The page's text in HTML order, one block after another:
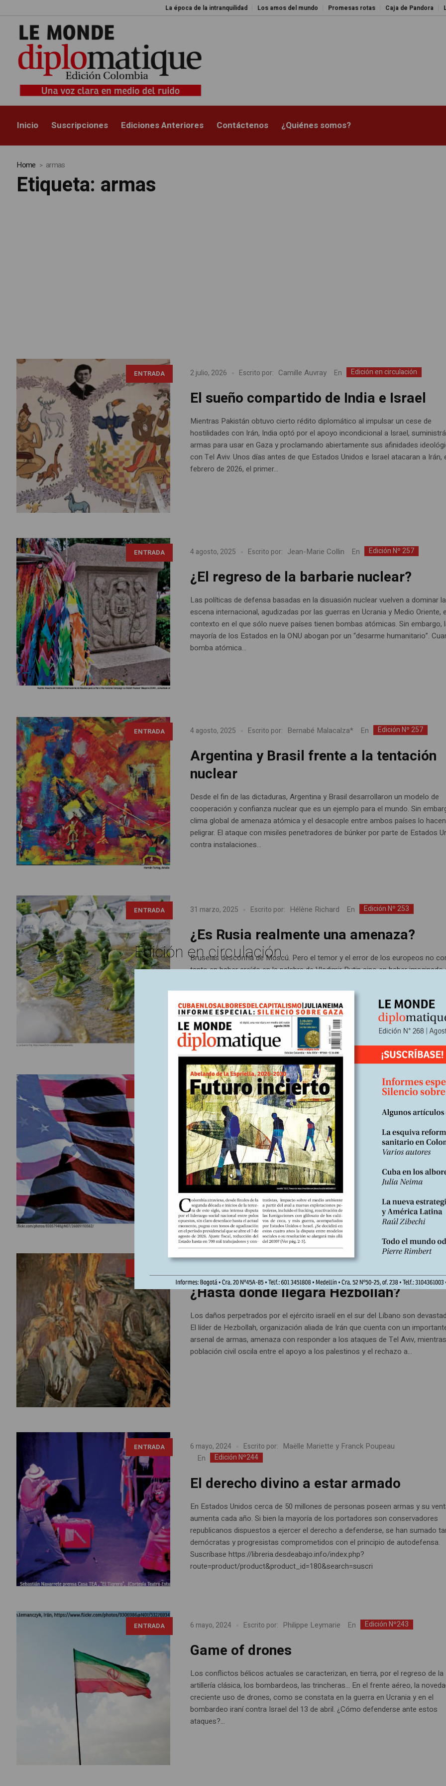
La época de la intranquilidad Los amos del mundo Promesas rotas Caja de Pandora La
Inicio Suscripciones Ediciones Anteriores Contáctenos ¿Quiénes somos?
Home armas
Etiqueta: armas
ENTRADA 2 julio, 2026 Escrito por: Camille Auvray En Edición en circulación
El sueño compartido de India e Israel
Mientras Pakistán obtuvo cierto rédito diplomático al impulsar un cese de
hostilidades con Irán, India optó por el apoyo incondicional a Israel,
armas para usar en Gaza y proclamando abiertamente sus afinidades
con Tel Aviv. Unos días antes de que Estados Unidos e Israel atacaran a Irán,
febrero de 2026, el primer...
ENTRADA 4 agosto, 2025 Escrito por: Jean-Marie Collin En Edición Nº 257
¿El regreso de la barbarie nuclear?
Las políticas de defensa basadas en la disuasión nuclear vuelven a dominar la
escena internacional, agudizadas por las guerras en Ucrania y Medio Oriente,
contexto en el que sólo nueve países tienen bombas atómicas. Sin embargo,
mayoría de los Estados en la ONU abogan por un “desarme humanitario”.
bomba atómica...
ENTRADA 4 agosto, 2025 Escrito por: Bernabé Malacalza* En Edición Nº 257
Argentina y Brasil frente a la tentación
nuclear
Desde el fin de las dictaduras, Argentina y Brasil desarrollaron un modelo de
cooperación y confianza nuclear que es un ejemplo para el mundo. Sin
clima global de amenaza atómica y el desacople entre ambos países lo hacen
peligrar. El ataque con misiles penetradores de búnker por parte de Estados
contra instalaciones...
ENTRADA 31 marzo, 2025 Escrito por: Hélène Richard En Edición Nº 253
¿Es Rusia realmente una amenaza?
Bruselas desconfía de Moscú. Pero el temor y el error de los europeos no
tanto en haber creído en la palabra de Vladimir Putin sino en haber imaginado
Moscú donde deben buscarse los riesgos de un estallido general...
4 marzo, 2025 Escrito por: Frédéric Lebaron y Pierre Rimbert
En Edición Nº 252
Una Europa espartana
Trump alienta a los países de la Otan a que dupliquen sus gastos de defensa,
exigencia que los líderes europeos se aprestan a cumplir mansamente. Esta
de armas estadounidenses sólo podrá sostenerse a costa de recetas de
Suscríbase https://libreria.desdeabajo.info/index.php?
route=product/product&product_id=180&search=suscri
¿Hasta dónde llegará Hezbollah?
Los daños perpetrados por el ejército israelí en el sur del Líbano son
El líder de Hezbollah, organización aliada de Irán que cuenta con un
arsenal de armas, amenaza con responder a los ataques de Tel Aviv,
población civil oscila entre el apoyo a los palestinos y el rechazo a...
ENTRADA 6 mayo, 2024 Escrito por: Maëlle Mariette y Franck Poupeau
En Edición Nº244
El derecho divino a estar armado
En Estados Unidos cerca de 50 millones de personas poseen armas y su
aumenta cada año. Si bien la mayoría de los portadores son conservadores
republicanos dispuestos a ejercer el derecho a defenderse, se han sumado
demócratas y progresistas comprometidos con el principio de autodefensa.
Suscríbase https://libreria.desdeabajo.info/index.php?
route=product/product&product_id=180&search=suscri
ENTRADA 6 mayo, 2024 Escrito por: Philippe Leymarie En Edición Nº243
Game of drones
Los conflictos bélicos actuales se caracterizan, en tierra, por el regreso de la
artillería clásica, los bombardeos, las trincheras… En el frente aéreo, la
creciente uso de drones, como se constata en la guerra en Ucrania y en el
bombardeo iraní contra Israel del 13 de abril. ¿Cómo defenderse ante estos
ataques?...
Edición en circulación